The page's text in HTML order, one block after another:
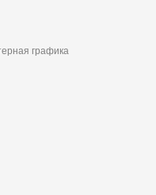
графика